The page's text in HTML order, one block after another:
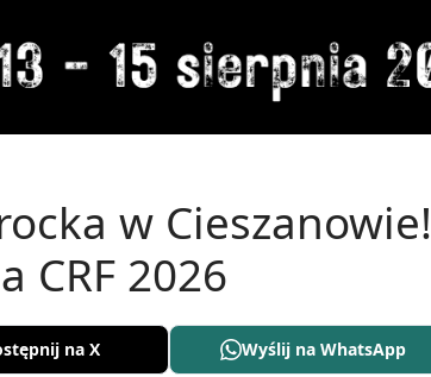
w Cieszanowie!
CRF 2026
na X Wyślij na WhatsApp